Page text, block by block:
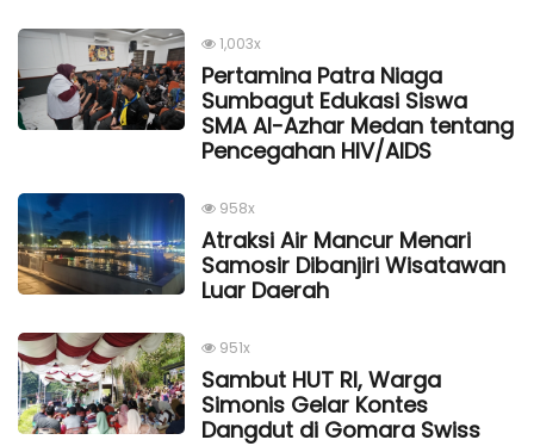
1,003x
Pertamina Patra Niaga
Sumbagut Edukasi Siswa
SMA Al-Azhar Medan tentang
Pencegahan HIV/AIDS
958x
Atraksi Air Mancur Menari
Samosir Dibanjiri Wisatawan
Luar Daerah
951x
Sambut HUT RI, Warga
Simonis Gelar Kontes
Dangdut di Gomara Swiss